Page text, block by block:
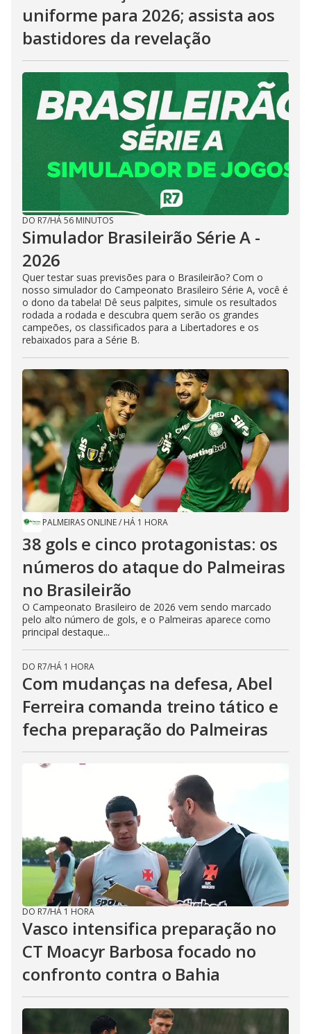
uniforme para 2026; assista aos
bastidores da revelação
DO R7/HÁ 56 MINUTOS
Simulador Brasileirão Série A -
2026
Quer testar suas previsões para o Brasileirão? Com o
nosso simulador do Campeonato Brasileiro Série A, você é
o dono da tabela! Dê seus palpites, simule os resultados
rodada a rodada e descubra quem serão os grandes
campeões, os classificados para a Libertadores e os
rebaixados para a Série B.
PALMEIRAS ONLINE/ HÁ 1 HORA
38 gols e cinco protagonistas: os
números do ataque do Palmeiras
no Brasileirão
O Campeonato Brasileiro de 2026 vem sendo marcado
pelo alto número de gols, e o Palmeiras aparece como
principal destaque...
DO R7/HÁ 1 HORA
Com mudanças na defesa, Abel
Ferreira comanda treino tático e
fecha preparação do Palmeiras
DO R7/HÁ 1 HORA
Vasco intensifica preparação no
CT Moacyr Barbosa focado no
confronto contra o Bahia